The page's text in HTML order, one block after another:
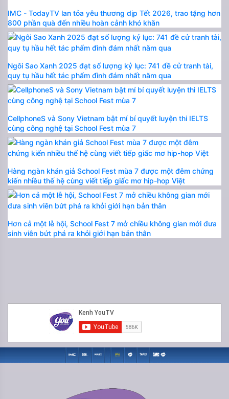
IMC - TodayTV lan tỏa yêu thương dịp Tết 2026, trao tặng hơn
800 phần quà đến nhiều hoàn cảnh khó khăn
Ngôi Sao Xanh 2025 đạt số lượng kỷ lục: 741 đề cử tranh tài,
quy tụ hầu hết tác phẩm đình đám nhất năm qua
CellphoneS và Sony Vietnam bật mí bí quyết luyện thi IELTS
cùng công nghệ tại School Fest mùa 7
Hàng ngàn khán giả School Fest mùa 7 được một đêm chứng
kiến nhiều thế hệ cùng viết tiếp giấc mơ hip-hop Việt
Hơn cả một lễ hội, School Fest 7 mở chiều không gian mới đưa
sinh viên bứt phá ra khỏi giới hạn bản thân